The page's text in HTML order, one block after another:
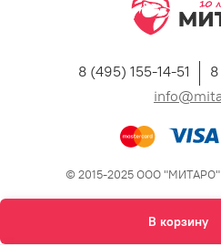
В корзину
8 (495) 155-14-51
© 2015-2025 ООО "МИТАРО"